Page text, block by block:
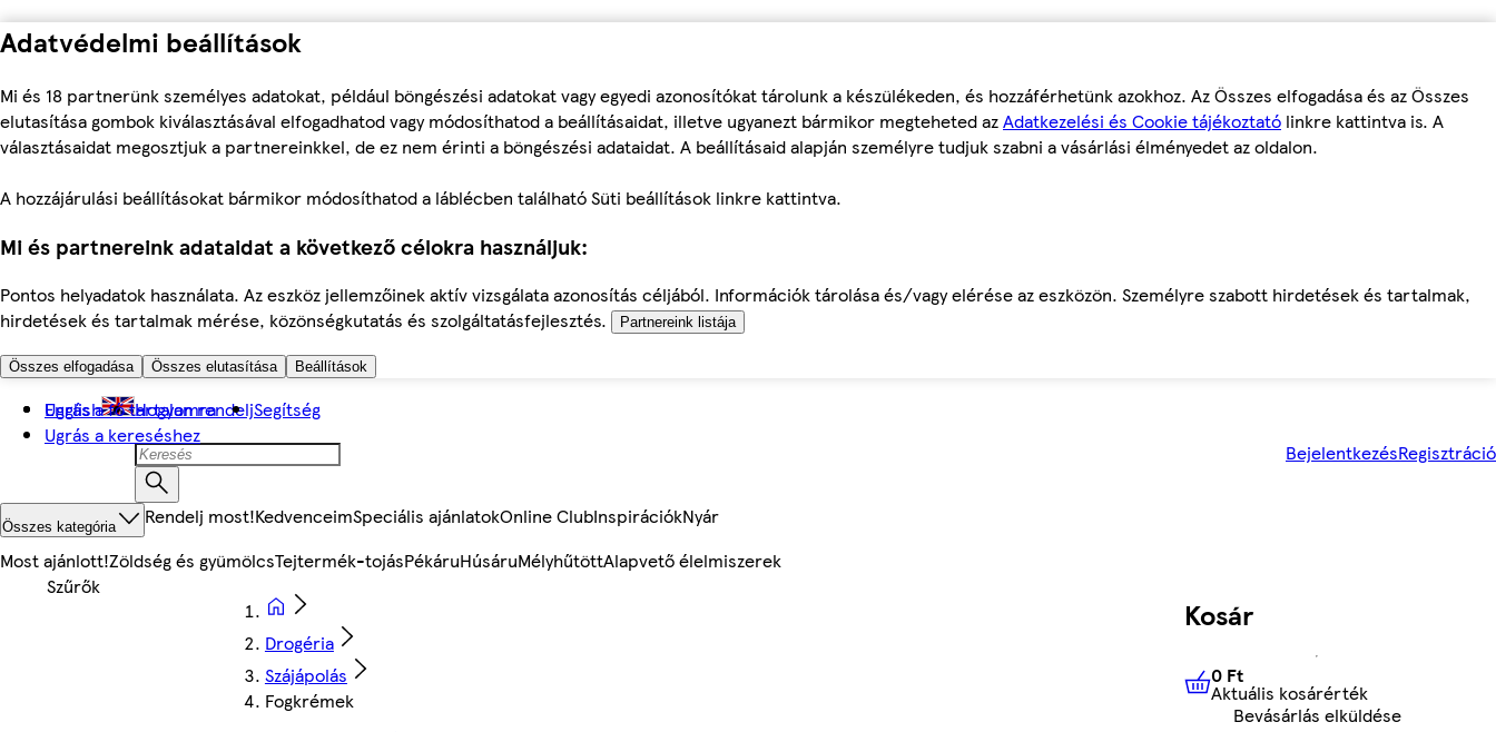
Adatvédelmi beállítások
Mi és 18 partnerünk személyes adatokat, például böngészési adatokat vagy egyedi azonosítókat tárolunk a készülékeden, és hozzáférhetünk azokhoz. Az Összes elfogadása és az Összes
elutasítása gombok kiválasztásával elfogadhatod vagy módosíthatod a beállításaidat, illetve ugyanezt bármikor megteheted azAdatkezelési és Cookie tájékoztató linkre kattintva is. A
választásaidat megosztjuk a partnereinkkel, de ez nem érinti a böngészési adataidat. A beállításaid alapján személyre tudjuk szabni a vásárlási élményedet az oldalon.
A hozzájárulási beállításokat bármikor módosíthatod a láblécben található Süti beállítások linkre kattintva.
Mi és partnereink adataidat a következő célokra használjuk:
Pontos helyadatok használata. Az eszköz jellemzőinek aktív vizsgálata azonosítás céljából. Információk tárolása és/vagy elérése az eszközön. Személyre szabott hirdetések és tartalmak,
hirdetések és tartalmak mérése, közönségkutatás és szolgáltatásfejlesztés.
Partnereink listája
Összes elfogadása Összes elutasítása Beállítások
Ugrás a fő tartalomra
Ugrás a kereséshez
English Hogyan rendeljSegítség
BejelentkezésRegisztráció
Összes kategória Rendelj most!KedvenceimSpeciális ajánlatokOnline ClubInspirációkNyár
Most ajánlott!Zöldség és gyümölcsTejtermék-tojásPékáruHúsáruMélyhűtöttAlapvető élelmiszerek
Drogéria
Szájápolás
Fogkrémek
Kosár
0 FtAktuális kosárérték
0 Ft
Aktuális kosárérték
Bevásárlás elküldése